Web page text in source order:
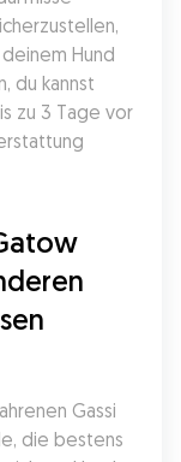
Hund
du kannst
zu 3 Tage vor
Gassi
die bestens